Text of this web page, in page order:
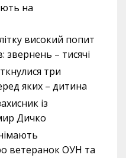
на
високий попит
звернень – тисячі
три
яких – дитина
із
Дичко
ветеранок ОУН та